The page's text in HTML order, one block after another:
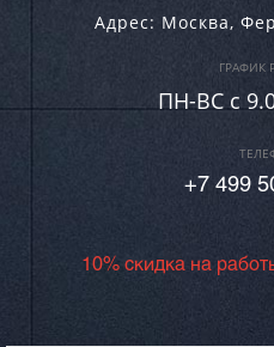
Адрес: Москва,
ГРАФИК
ПН-ВC c
+7 499
10% скидка на